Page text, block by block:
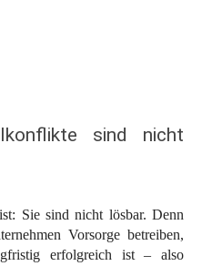
sind nicht
Sie sind nicht lösbar. Denn
Vorsorge betreiben,
erfolgreich ist – also